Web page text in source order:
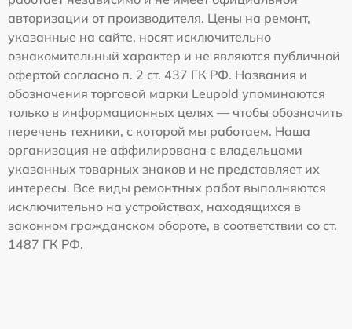
авторизации от производителя. Цены на ремонт,
указанные на сайте, носят исключительно
ознакомительный характер и не являются публичной
офертой согласно п. 2 ст. 437 ГК РФ. Названия и
обозначения торговой марки Leupold упоминаются
только в информационных целях — чтобы обозначить
перечень техники, с которой мы работаем. Наша
организация не аффилирована с владельцами
указанных товарных знаков и не представляет их
интересы. Все виды ремонтных работ выполняются
исключительно на устройствах, находящихся в
законном гражданском обороте, в соответствии со ст.
1487 ГК РФ.